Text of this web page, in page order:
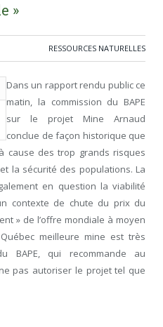
»
RESSOURCES NATURELLES
Dans un rapport rendu public ce
matin, la commission du BAPE
sur le projet Mine Arnaud
conclue de façon historique que
cause des trop grands risques
la sécurité des populations. La
en question la viabilité
contexte de chute du prix du
» de l’offre mondiale à moyen
meilleure mine est très
BAPE, qui recommande au
pas autoriser le projet tel que